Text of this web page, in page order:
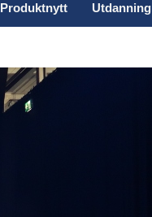
Produktnytt Utdanning